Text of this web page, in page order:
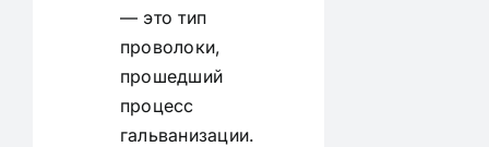
— это тип
проволоки,
прошедший
процесс
гальванизации.